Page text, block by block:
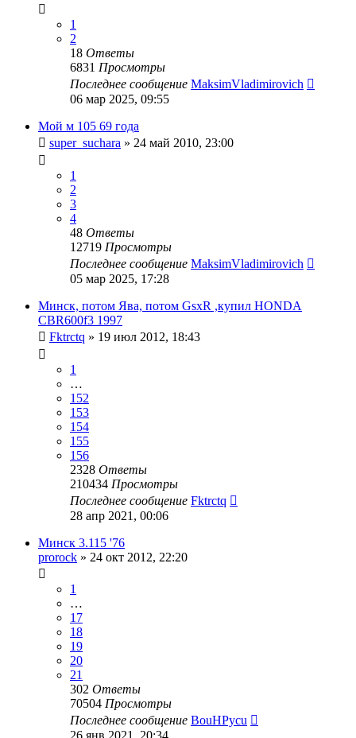
1
2
18 Ответы
6831 Просмотры
Последнее сообщение MaksimVladimirovich
06 мар 2025, 09:55
Мой м 105 69 года
super_suchara » 24 май 2010, 23:00
1
2
3
4
48 Ответы
12719 Просмотры
Последнее сообщение MaksimVladimirovich
05 мар 2025, 17:28
Минск, потом Ява, потом GsxR ,купил HONDA
CBR600f3 1997
Fktrctq » 19 июл 2012, 18:43
1
…
152
153
154
155
156
2328 Ответы
210434 Просмотры
Последнее сообщение Fktrctq
28 апр 2021, 00:06
Минск 3.115 '76
prorock » 24 окт 2012, 22:20
1
…
17
18
19
20
21
302 Ответы
70504 Просмотры
Последнее сообщение BouHPycu
26 янв 2021, 20:34